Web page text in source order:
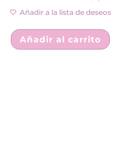
Añadir a la lista de deseos
Añadir al carrito